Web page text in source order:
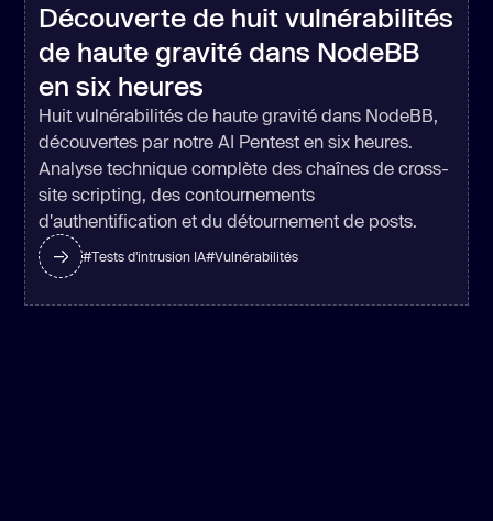
Découverte de huit vulnérabilités
de haute gravité dans NodeBB
en six heures
Huit vulnérabilités de haute gravité dans NodeBB,
découvertes par notre AI Pentest en six heures.
Analyse technique complète des chaînes de cross-
site scripting, des contournements
d'authentification et du détournement de posts.
#Tests d'intrusion IA#Vulnérabilités